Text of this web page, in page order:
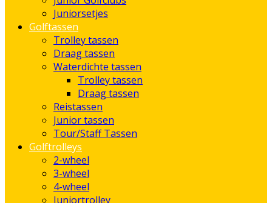
Juniorsetjes
Golftassen
Trolley tassen
Draag tassen
Waterdichte tassen
Trolley tassen
Draag tassen
Reistassen
Junior tassen
Tour/Staff Tassen
Golftrolleys
2-wheel
3-wheel
4-wheel
Juniortrolley